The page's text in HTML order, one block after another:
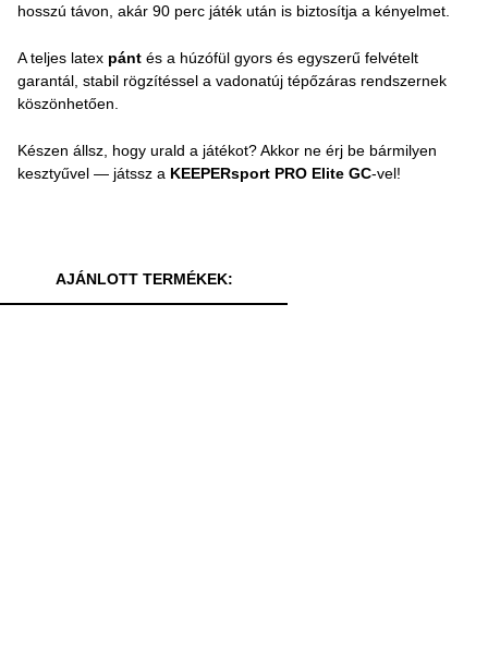
hosszú távon, akár 90 perc játék után is biztosítja a kényelmet.
A teljes latex pánt és a húzófül gyors és egyszerű felvételt
garantál, stabil rögzítéssel a vadonatúj tépőzáras rendszernek
köszönhetően.
Készen állsz, hogy urald a játékot? Akkor ne érj be bármilyen
kesztyűvel — játssz a KEEPERsport PRO Elite GC-vel!
AJÁNLOTT TERMÉKEK: